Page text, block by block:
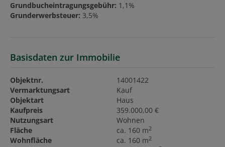
Grundbucheintragungsgebühr: 1,1%
Grunderwerbsteuer: 3,5%
Basisdaten zur Immobilie
Objektnr.
14001422
Vermarktungsart
Kauf
Objektart
Haus
Kaufpreis
359.000,00 €
Nutzungsart
Wohnen
Fläche
ca. 160 m2
Wohnfläche ca. 160 m2